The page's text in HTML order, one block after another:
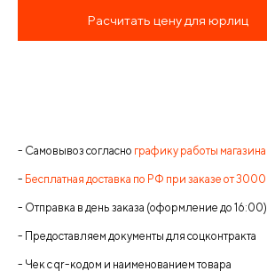
Расчитать цену для юрлиц
- Самовывоз согласно графику работы магазина
- Бесплатная доставка по РФ при заказе от 3000
- Отправка в день заказа (оформление до 16:00)
- Предоставляем документы для соцконтракта
- Чек с qr-кодом и наименованием товара